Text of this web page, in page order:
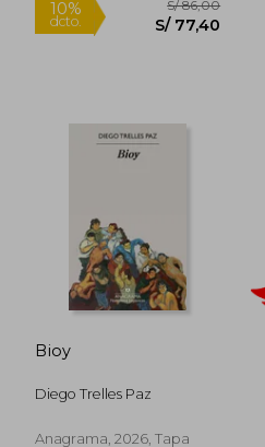
Bioy
Diego Trelles Paz
Anagrama, 2026, Tapa